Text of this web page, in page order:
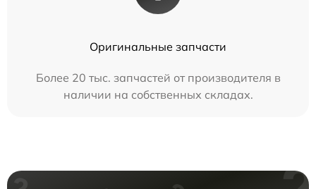
Оригинальные запчасти
Более 20 тыс. запчастей от производителя в
наличии на собственных складах.